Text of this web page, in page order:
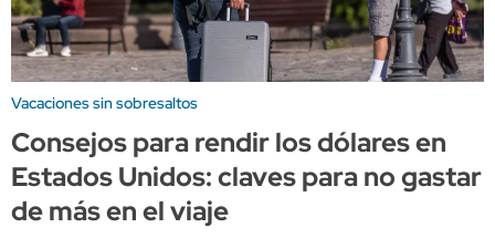
Vacaciones sin sobresaltos
Consejos para rendir los dólares en
Estados Unidos: claves para no gastar
de más en el viaje